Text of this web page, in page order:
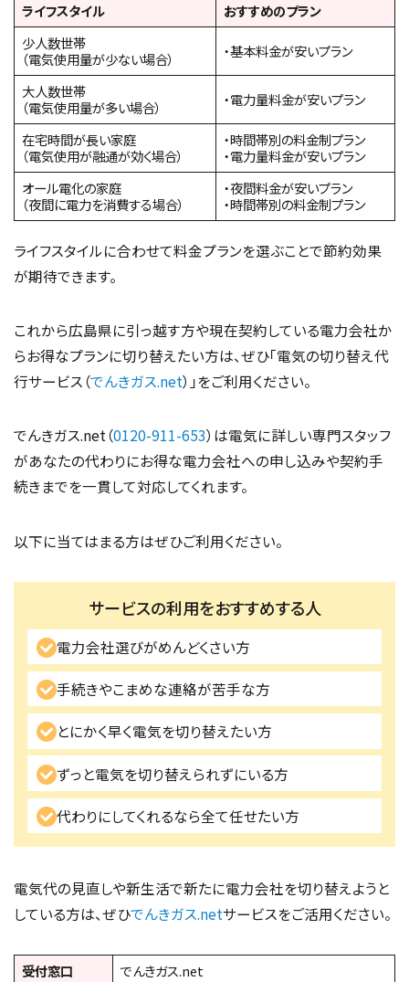
ライフスタイル
おすすめのプラン
少人数世帯
（電気使用量が少ない場合）
・基本料金が安いプラン
大人数世帯
（電気使用量が多い場合）
・電力量料金が安いプラン
在宅時間が長い家庭
（電気使用が融通が効く場合）
・時間帯別の料金制プラン
・電力量料金が安いプラン
オール電化の家庭
（夜間に電力を消費する場合）
・夜間料金が安いプラン
・時間帯別の料金制プラン
ライフスタイルに合わせて料金プランを選ぶことで節約効果
が期待できます。
これから広島県に引っ越す方や現在契約している電力会社か
らお得なプランに切り替えたい方は、ぜひ「電気の切り替え代
行サービス（でんきガス.net）」をご利用ください。
でんきガス.net（0120-911-653）は電気に詳しい専門スタッフ
があなたの代わりにお得な電力会社への申し込みや契約手
続きまでを一貫して対応してくれます。
以下に当てはまる方はぜひご利用ください。
サービスの利用をおすすめする人
電力会社選びがめんどくさい方
手続きやこまめな連絡が苦手な方
とにかく早く電気を切り替えたい方
ずっと電気を切り替えられずにいる方
代わりにしてくれるなら全て任せたい方
電気代の見直しや新生活で新たに電力会社を切り替えようと
している方は、ぜひでんきガス.netサービスをご活用ください。
受付窓口
でんきガス.net